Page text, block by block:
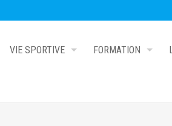
VIE SPORTIVE FORMATION